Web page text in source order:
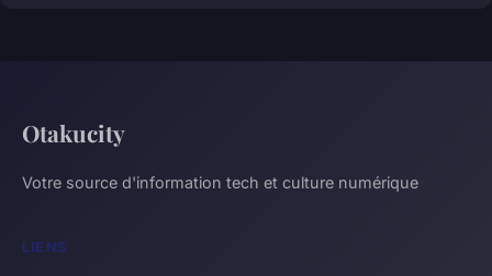
Otakucity
Votre source d'information tech et culture numérique
LIENS